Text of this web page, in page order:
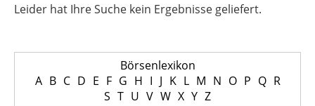
Leider hat Ihre Suche kein Ergebnisse geliefert.
Börsenlexikon
A B C D E F G H I J K L M N O P Q R
S T U V W X Y Z